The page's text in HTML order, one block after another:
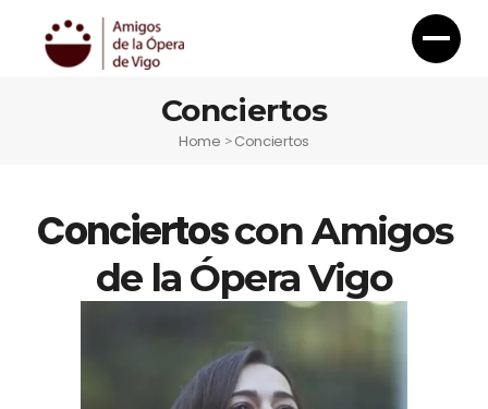
Conciertos
Home >Conciertos
Conciertoscon Amigos
de la Ópera Vigo